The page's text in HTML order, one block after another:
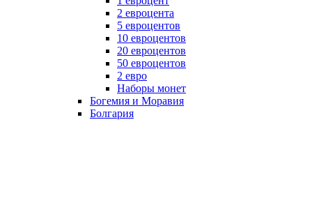
2 евроцента
5 евроцентов
10 евроцентов
20 евроцентов
50 евроцентов
2 евро
Наборы монет
Богемия и Моравия
Болгария